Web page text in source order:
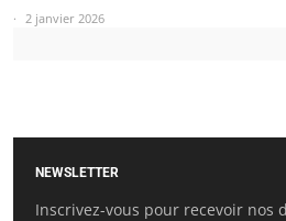
2 janvier 2026
NEWSLETTER
Inscrivez-vous pour recevoir nos